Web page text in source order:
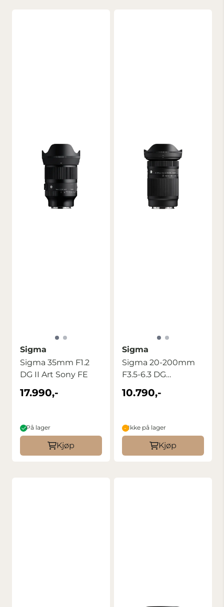
Sigma
Sigma 35mm F1.2
DG II Art Sony FE
17.990,-
På lager
Kjøp
Sigma
Sigma 20-200mm
F3.5-6.3 DG
Contemporary Sony
FE
10.790,-
Ikke på lager
Kjøp